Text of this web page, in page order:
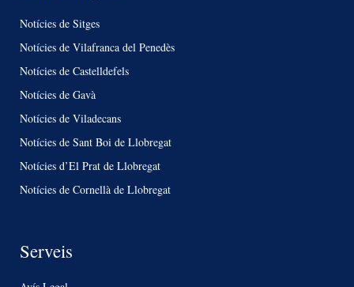
Notícies de Sitges
Notícies de Vilafranca del Penedès
Notícies de Castelldefels
Notícies de Gavà
Notícies de Viladecans
Notícies de Sant Boi de Llobregat
Notícies d’El Prat de Llobregat
Notícies de Cornellà de Llobregat
Serveis